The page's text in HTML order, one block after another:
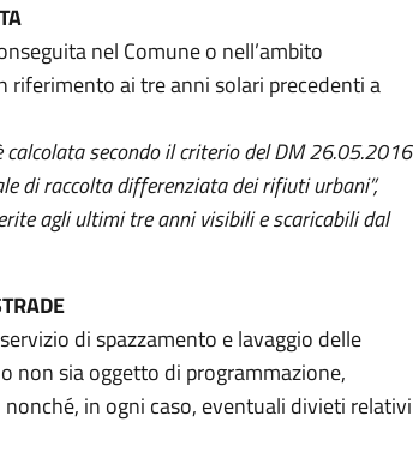
nel Comune o nell’ambito
riferimento ai tre anni solari precedenti a
secondo il criterio del DM 26.05.2016
di raccolta differenziata dei rifiuti urbani”,
agli ultimi tre anni visibili e scaricabili dal
di spazzamento e lavaggio delle
non sia oggetto di programmazione,
in ogni caso, eventuali divieti relativi